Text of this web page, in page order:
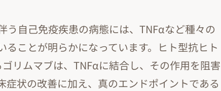
う自己免疫疾患の病態には、TNFαなど種々の
ることが明らかになっています。ヒト型抗ヒト
リムマブは、TNFαに結合し、その作用を阻害
症状の改善に加え、真のエンドポイントである